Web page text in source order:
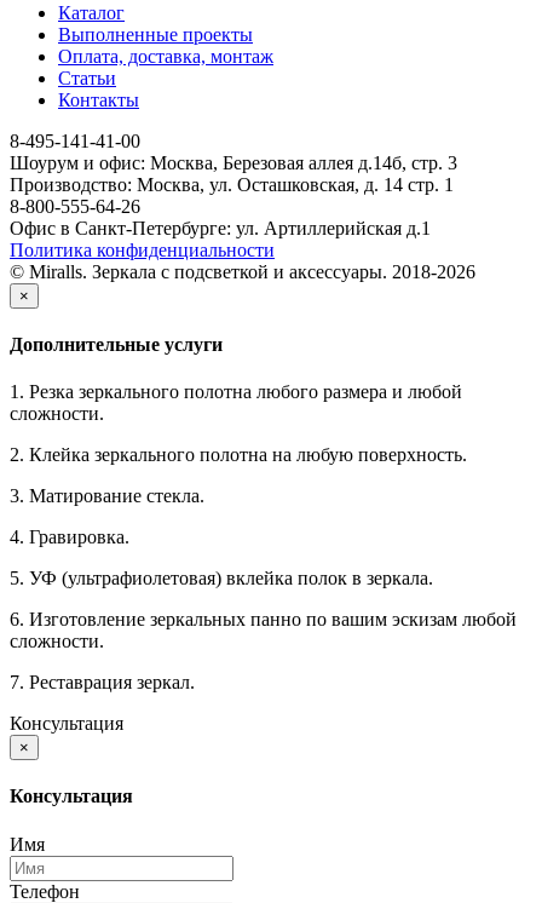
Каталог
Выполненные проекты
Оплата, доставка, монтаж
Статьи
Контакты
8-495-141-41-00
Шоурум и офис: Москва, Березовая аллея д.14б, стр. 3
Производство: Москва, ул. Осташковская, д. 14 стр. 1
8-800-555-64-26
Офис в Санкт-Петербурге: ул. Артиллерийская д.1
Политика конфиденциальности
© Miralls. Зеркала с подсветкой и аксессуары. 2018-2026
×
Дополнительные услуги
1. Резка зеркального полотна любого размера и любой
сложности.
2. Клейка зеркального полотна на любую поверхность.
3. Матирование стекла.
4. Гравировка.
5. УФ (ультрафиолетовая) вклейка полок в зеркала.
6. Изготовление зеркальных панно по вашим эскизам любой
сложности.
7. Реставрация зеркал.
Консультация
×
Консультация
Имя
Телефон